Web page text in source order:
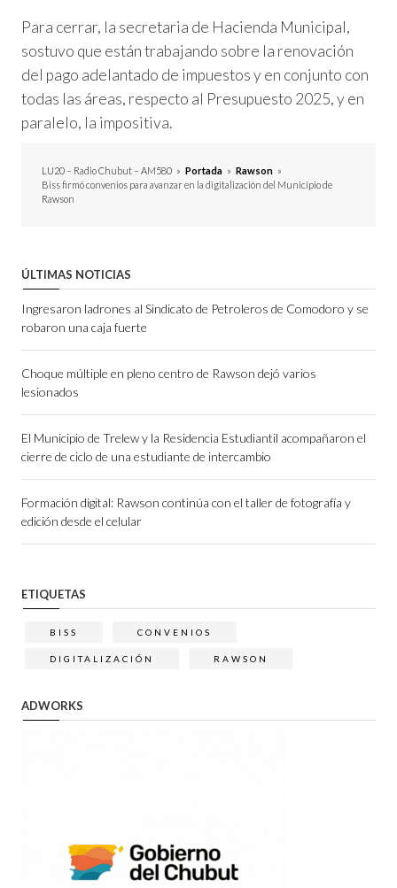
Para cerrar, la secretaria de Hacienda Municipal,
sostuvo que están trabajando sobre la renovación
del pago adelantado de impuestos y en conjunto con
todas las áreas, respecto al Presupuesto 2025, y en
paralelo, la impositiva.
LU20 – Radio Chubut – AM580 » Portada » Rawson »
Biss firmó convenios para avanzar en la digitalización del Municipio de
Rawson
ÚLTIMAS NOTICIAS
Ingresaron ladrones al Sindicato de Petroleros de Comodoro y se
robaron una caja fuerte
Choque múltiple en pleno centro de Rawson dejó varios
lesionados
El Municipio de Trelew y la Residencia Estudiantil acompañaron el
cierre de ciclo de una estudiante de intercambio
Formación digital: Rawson continúa con el taller de fotografía y
edición desde el celular
ETIQUETAS
BISS CONVENIOS
DIGITALIZACIÓN RAWSON
ADWORKS